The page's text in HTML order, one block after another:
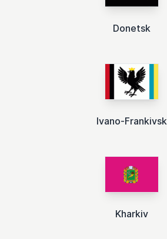
Donetsk
Ivano-Frankivsk
Kharkiv